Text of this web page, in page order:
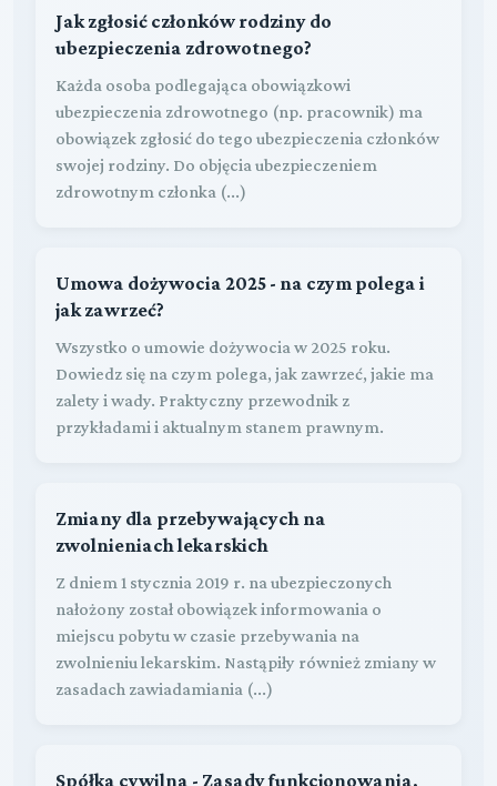
Jak zgłosić członków rodziny do
ubezpieczenia zdrowotnego?
Każda osoba podlegająca obowiązkowi
ubezpieczenia zdrowotnego (np. pracownik) ma
obowiązek zgłosić do tego ubezpieczenia członków
swojej rodziny. Do objęcia ubezpieczeniem
zdrowotnym członka (...)
Umowa dożywocia 2025 - na czym polega i
jak zawrzeć?
Wszystko o umowie dożywocia w 2025 roku.
Dowiedz się na czym polega, jak zawrzeć, jakie ma
zalety i wady. Praktyczny przewodnik z
przykładami i aktualnym stanem prawnym.
Zmiany dla przebywających na
zwolnieniach lekarskich
Z dniem 1 stycznia 2019 r. na ubezpieczonych
nałożony został obowiązek informowania o
miejscu pobytu w czasie przebywania na
zwolnieniu lekarskim. Nastąpiły również zmiany w
zasadach zawiadamiania (...)
Spółka cywilna - Zasady funkcjonowania,